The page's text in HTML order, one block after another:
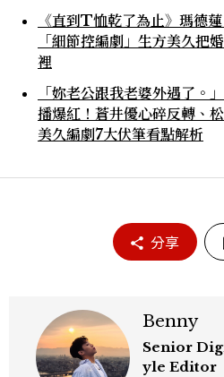
《直到T恤乾了為止》瑪德
「細節控編劇」生方美久把
裡
「妳老公跟我老婆外遇了。
播爆紅！蒼井優心碎反轉、
美久編劇7大伏筆看點解析
分享
Benny
Senior
yle Editor